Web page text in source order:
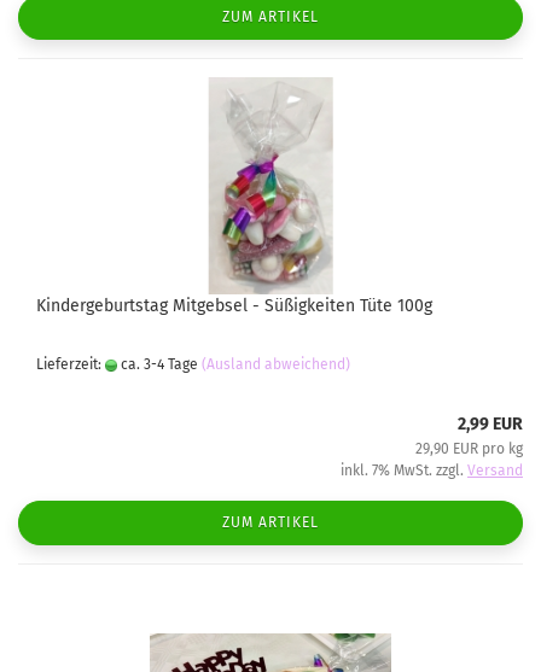
ZUM ARTIKEL
Kindergeburtstag Mitgebsel - Süßigkeiten Tüte 100g
Lieferzeit: ca. 3-4 Tage (Ausland abweichend)
2,99 EUR
29,90 EUR pro kg
inkl. 7% MwSt. zzgl. Versand
ZUM ARTIKEL